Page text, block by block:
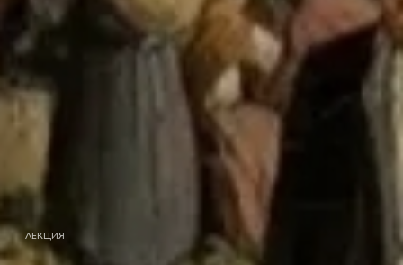
ЛЕКЦИЯ